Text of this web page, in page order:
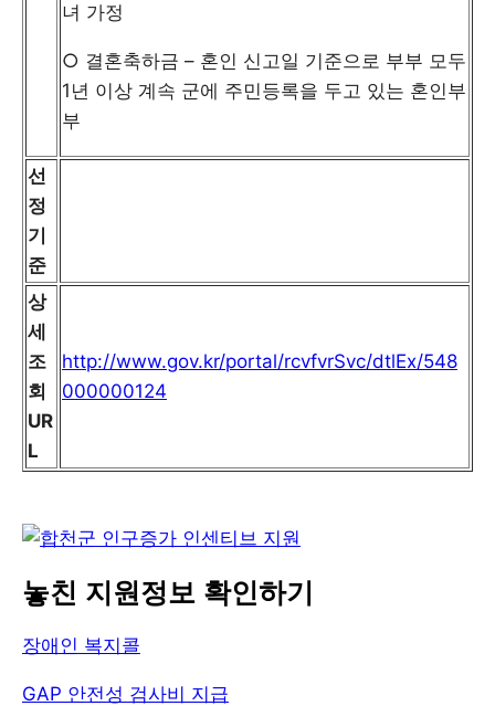
녀 가정
○ 결혼축하금 – 혼인 신고일 기준으로 부부 모두
1년 이상 계속 군에 주민등록을 두고 있는 혼인부
부
선
정
기
준
상
세
조
회
UR
L
http://www.gov.kr/portal/rcvfvrSvc/dtlEx/548
000000124
놓친 지원정보 확인하기
장애인 복지콜
GAP 안전성 검사비 지급